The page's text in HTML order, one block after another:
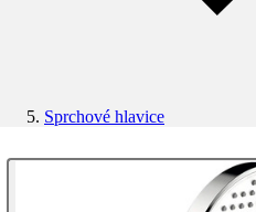
Sprchové hlavice